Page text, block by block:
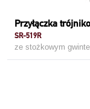
Przyłączka
SR-519R
ze stożkowym